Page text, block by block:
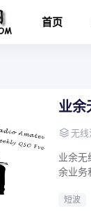
首页
业余
无线
业余无
余业务
短波